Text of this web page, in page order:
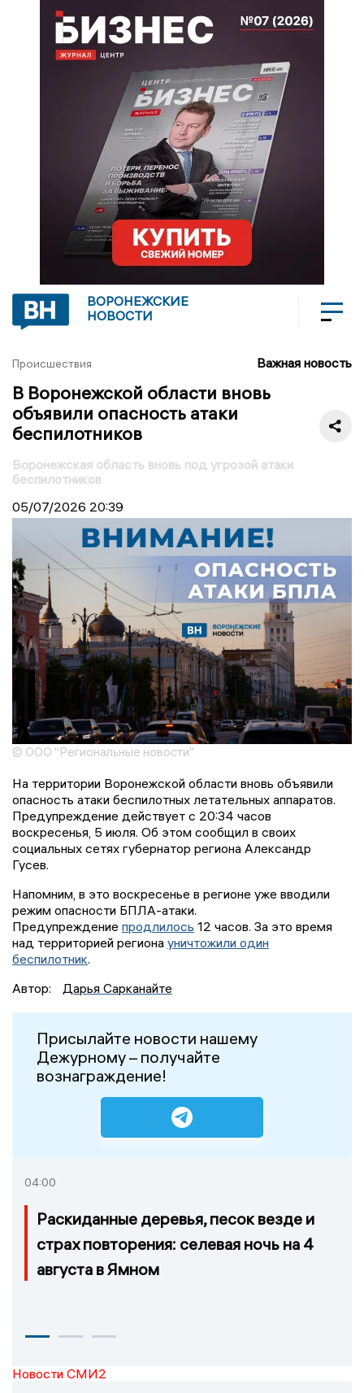
ВОРОНЕЖСКИЕ
НОВОСТИ
Происшествия Важная новость
В Воронежской области вновь
объявили опасность атаки
беспилотников
Воронежская область вновь под угрозой атаки
беспилотников
05/07/2026 20:39
© ООО "Региональные новости"
На территории Воронежской области вновь объявили
опасность атаки беспилотных летательных аппаратов.
Предупреждение действует с 20:34 часов
воскресенья, 5 июля. Об этом сообщил в своих
социальных сетях губернатор региона Александр
Гусев.
Напомним, в это воскресенье в регионе уже вводили
режим опасности БПЛА-атаки.
Предупреждение продлилось 12 часов. За это время
над территорией региона уничтожили один
беспилотник.
Автор:
Дарья Сарканайте
Присылайте новости нашему
Дежурному – получайте
вознаграждение!
04:00
Раскиданные деревья, песок везде и
страх повторения: селевая ночь на 4
августа в Ямном
Новости СМИ2